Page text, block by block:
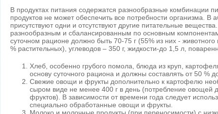
В продуктах питания содержатся разнообразные комбинации
продуктов не может обеспечить все потребности организма. В
присутствуют одни и отсутствуют другие питательные
разнообразным и сбалансированным по основным
суточном рационе должно быть 70-75 г (55% из них -
% растительных), углеводов – 350 г, жидкости-до 1,5 л,
Хлеб, особенно грубого помола, блюда из круп,
основу суточного рациона и должны составлять от 50 %
Свежие овощи и фрукты дополнительно к картофелю
сыром виде не менее 400 г в день (потребление овощей
фруктов). В зависимости от времени года следует
специально обработанные овощи и фрукты.